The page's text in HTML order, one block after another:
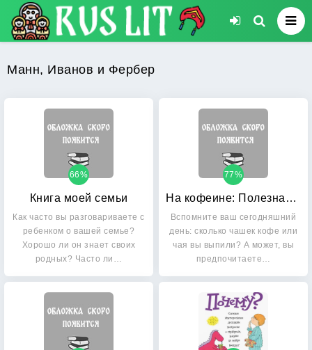
Манн, Иванов и Фербер
Книга моей семьи
66%
Как часто вы разговариваете с
ребенком о вашей семье?
Хорошо ли он знает своих
родных? Часто ли…
На кофеине: Полезная вредная привычка
77%
Вспомните ваш сегодняшний
день: сколько чашек кофе или
чая вы выпили? А может, вы
предпочитаете…